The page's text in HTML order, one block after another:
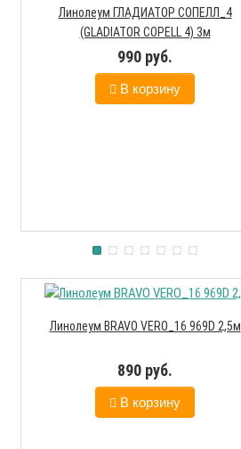
Линолеум ГЛАДИАТОР СОПЕЛЛ_4
(GLADIATOR COPELL 4) 3м
990 руб.
В корзину
Линолеум BRAVO VERO_16 969D 2,5м
890 руб.
В корзину